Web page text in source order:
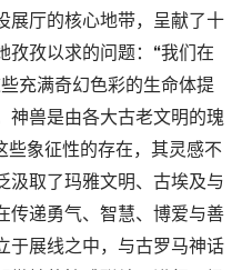
展厅的核心地带，呈献了十
孜孜以求的问题：“我们在
充满奇幻色彩的生命体提
神兽是由各大古老文明的瑰
些象征性的存在，其灵感不
汲取了玛雅文明、古埃及与
传递勇气、智慧、博爱与善
于展线之中，与古罗马神话